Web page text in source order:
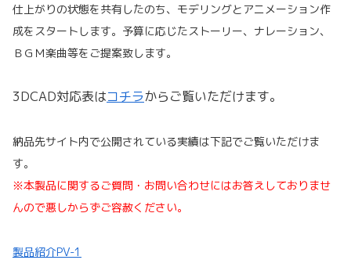
仕上がりの状態を共有したのち、モデリングとアニメーション作
成をスタートします。 予算に応じたストーリー、ナレーション、
ＢＧＭ楽曲等をご提案致します。
3DCAD対応表はコチラからご覧いただけます。
納品先サイト内で公開されている実績は下記でご覧いただけま
す。
※本製品に関するご質問・お問い合わせにはお答えしておりませ
んので悪しからずご容赦ください。
製品紹介PV-1